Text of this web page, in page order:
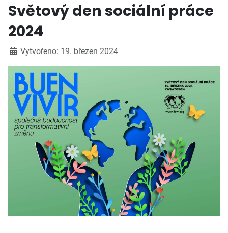
Světový den sociální práce
2024
Vytvořeno: 19. březen 2024